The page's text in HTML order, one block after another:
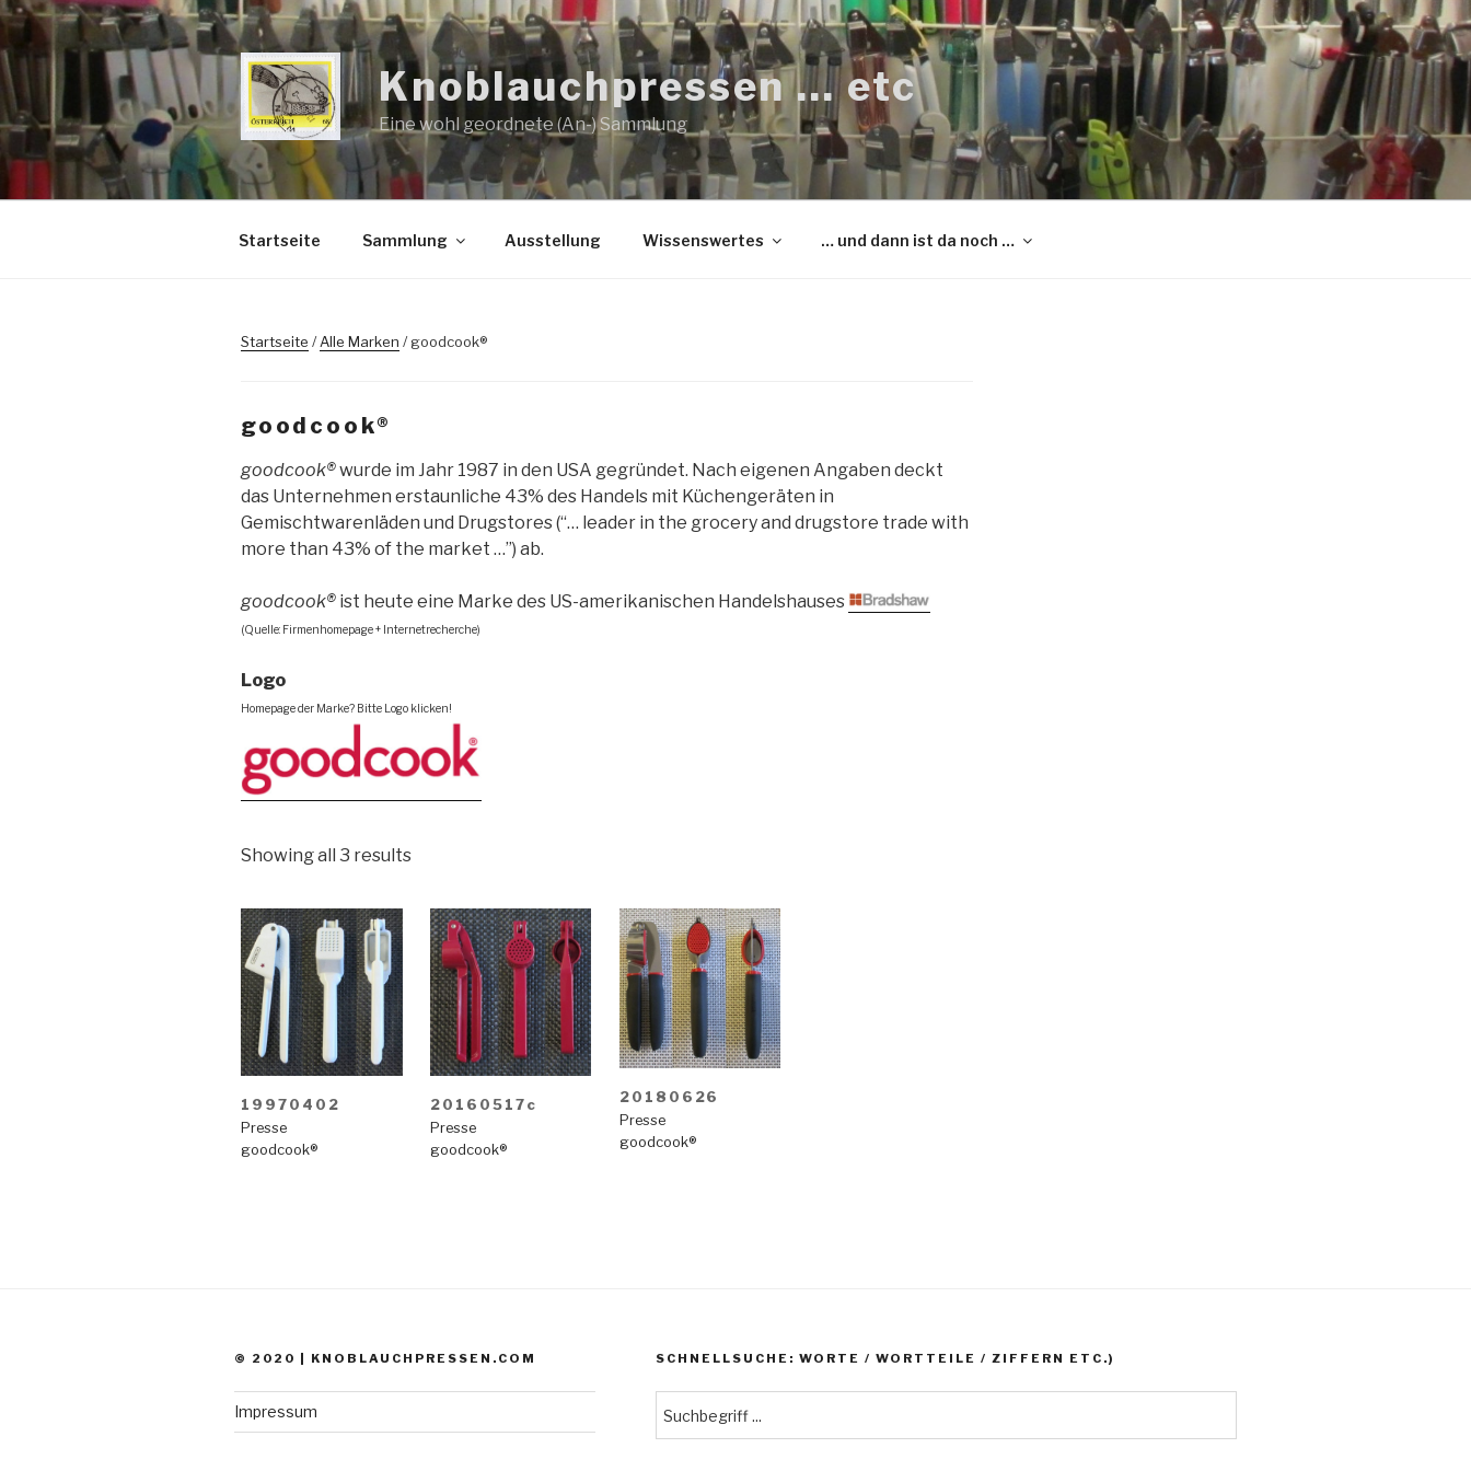
Zum
Inhalt
springen
Knoblauchpressen … etc
Eine wohl geordnete (An-) Sammlung
Startseite Sammlung Ausstellung Wissenswertes … und dann ist da noch …
Startseite /Alle Marken / goodcook®
goodcook®
goodcook®wurde im Jahr 1987 in den USA gegründet. Nach eigenen Angaben deckt
das Unternehmen erstaunliche 43% des Handels mit Küchengeräten in
Gemischtwarenläden und Drugstores (“… leader in the grocery and drugstore trade with
more than 43% of the market …”) ab.
goodcook® ist heute eine Marke des US-amerikanischen Handelshauses
(Quelle: Firmenhomepage + Internetrecherche)
Logo
Homepage der Marke? Bitte Logo klicken!
Showing all 3 results
19970402
Presse
goodcook®
20160517c
Presse
goodcook®
20180626
Presse
goodcook®
© 2020 | KNOBLAUCHPRESSEN.COM
Impressum
SCHNELLSUCHE: WORTE / WORTTEILE / ZIFFERN ETC.)